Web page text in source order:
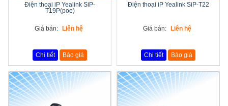
Điện thoại iP Yealink SiP-
T19P(poe)
Giá bán: Liên hệ
Chi tiết Báo giá
Điện thoại iP Yealink SiP-T22
Giá bán: Liên hệ
Chi tiết Báo giá